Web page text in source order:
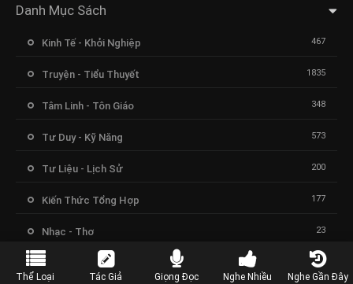
Danh Mục Sách
Kinh Tế - Khởi Nghiệp 467
Truyện - Tiểu Thuyết 1835
Tâm Linh - Tôn Giáo 348
Tư Duy - Kỹ Năng 573
Tư Liệu - Lịch Sử 200
Kiến Thức Tổng Hợp 177
Nhạc - Thơ 23
Thể Loại Tác Giả Giọng Đọc Nghe Nhiều Nghe Gần Đây